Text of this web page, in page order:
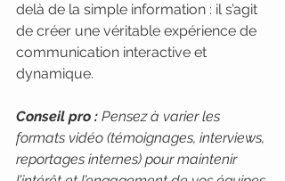
delà de la simple information : il s’agit
de créer une véritable expérience de
communication interactive et
dynamique.
Conseil pro : Pensez à varier les
formats vidéo (témoignages, interviews,
reportages internes) pour maintenir